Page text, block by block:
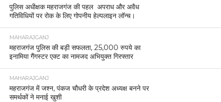
पुलिस अधीक्षक महराजगंज की पहल अपराध और अवैध
गतिविधियों पर रोक के लिए गोपनीय हेल्पलाइन लॉन्च।
MAHARAJGANJ
महराजगंज पुलिस की बड़ी सफलता, 25,000 रुपये का
इनामिया गैंगस्टर एक्ट का नामजद अभियुक्त गिरफ्तार
MAHARAJGANJ
महराजगंज में जश्न, पंकज चौधरी के प्रदेश अध्यक्ष बनने पर
समर्थकों ने मनाई खुशी